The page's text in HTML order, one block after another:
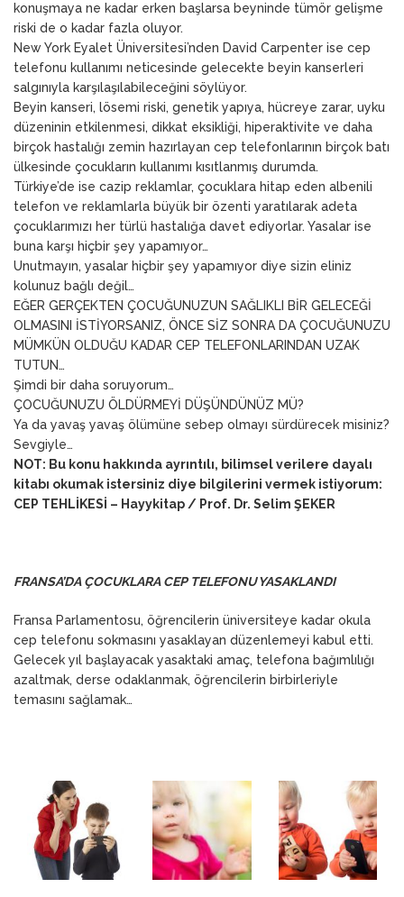
konuşmaya ne kadar erken başlarsa beyninde tümör gelişme
riski de o kadar fazla oluyor.
New York Eyalet Üniversitesi’nden David Carpenter ise cep
telefonu kullanımı neticesinde gelecekte beyin kanserleri
salgınıyla karşılaşılabileceğini söylüyor.
Beyin kanseri, lösemi riski, genetik yapıya, hücreye zarar, uyku
düzeninin etkilenmesi, dikkat eksikliği, hiperaktivite ve daha
birçok hastalığı zemin hazırlayan cep telefonlarının birçok batı
ülkesinde çocukların kullanımı kısıtlanmış durumda.
Türkiye’de ise cazip reklamlar, çocuklara hitap eden albenili
telefon ve reklamlarla büyük bir özenti yaratılarak adeta
çocuklarımızı her türlü hastalığa davet ediyorlar. Yasalar ise
buna karşı hiçbir şey yapamıyor…
Unutmayın, yasalar hiçbir şey yapamıyor diye sizin eliniz
kolunuz bağlı değil…
EĞER GERÇEKTEN ÇOCUĞUNUZUN SAĞLIKLI BİR GELECEĞİ
OLMASINI İSTİYORSANIZ, ÖNCE SİZ SONRA DA ÇOCUĞUNUZU
MÜMKÜN OLDUĞU KADAR CEP TELEFONLARINDAN UZAK
TUTUN…
Şimdi bir daha soruyorum…
ÇOCUĞUNUZU ÖLDÜRMEYİ DÜŞÜNDÜNÜZ MÜ?
Ya da yavaş yavaş ölümüne sebep olmayı sürdürecek misiniz?
Sevgiyle…
NOT: Bu konu hakkında ayrıntılı, bilimsel verilere dayalı
kitabı okumak istersiniz diye bilgilerini vermek istiyorum:
CEP TEHLİKESİ – Hayykitap / Prof. Dr. Selim ŞEKER
FRANSA’DA ÇOCUKLARA CEP TELEFONU YASAKLANDI
Fransa Parlamentosu, öğrencilerin üniversiteye kadar okula
cep telefonu sokmasını yasaklayan düzenlemeyi kabul etti.
Gelecek yıl başlayacak yasaktaki amaç, telefona bağımlılığı
azaltmak, derse odaklanmak, öğrencilerin birbirleriyle
temasını sağlamak…